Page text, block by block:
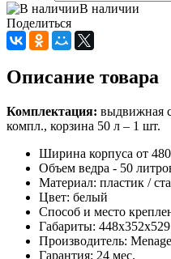
В наличии
Поделиться
Описание товара
Комплектация: выдвижная
компл., корзина 50 л – 1 шт.
Ширина корпуса от
Объем ведра - 50
Материал: пластик /
Цвет: белый
Способ и место
Габариты:
Производитель:
Гарантия: 24 мес.